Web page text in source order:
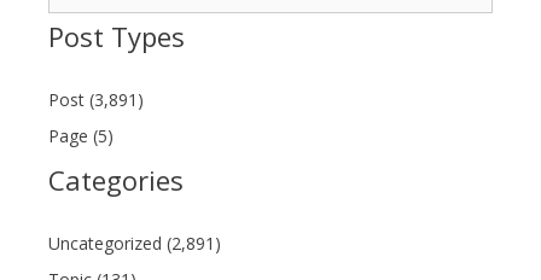
Post Types
Post (3,891)
Page (5)
Categories
Uncategorized (2,891)